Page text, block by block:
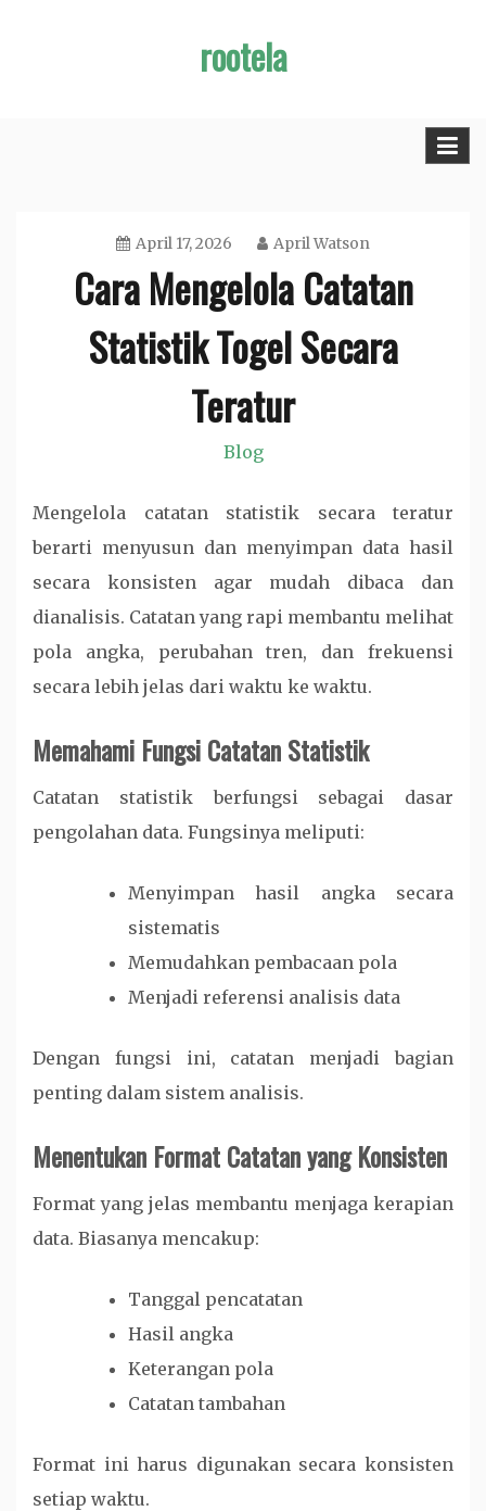
rootela
April 17, 2026 April Watson
Cara Mengelola Catatan
Statistik Togel Secara
Teratur
Blog
Mengelola catatan statistik secara teratur
berarti menyusun dan menyimpan data hasil
secara konsisten agar mudah dibaca dan
dianalisis. Catatan yang rapi membantu melihat
pola angka, perubahan tren, dan frekuensi
secara lebih jelas dari waktu ke waktu.
Memahami Fungsi Catatan Statistik
Catatan statistik berfungsi sebagai dasar
pengolahan data. Fungsinya meliputi:
Menyimpan hasil angka secara
sistematis
Memudahkan pembacaan pola
Menjadi referensi analisis data
Dengan fungsi ini, catatan menjadi bagian
penting dalam sistem analisis.
Menentukan Format Catatan yang Konsisten
Format yang jelas membantu menjaga kerapian
data. Biasanya mencakup:
Tanggal pencatatan
Hasil angka
Keterangan pola
Catatan tambahan
Format ini harus digunakan secara konsisten
setiap waktu.